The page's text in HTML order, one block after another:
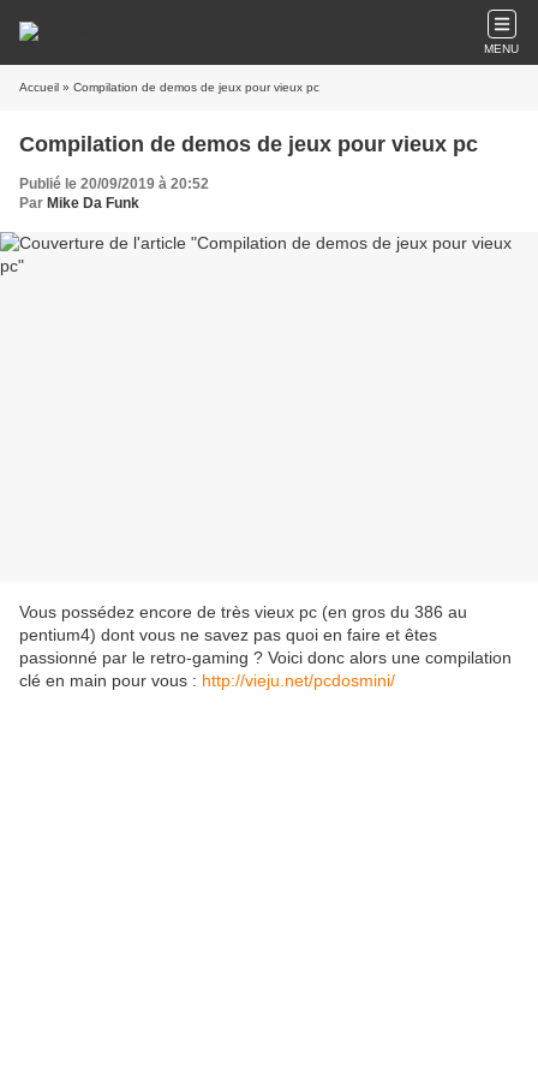
MENU
Accueil » Compilation de demos de jeux pour vieux pc
Compilation de demos de jeux pour vieux pc
Publié le 20/09/2019 à 20:52
Par Mike Da Funk
Vous possédez encore de très vieux pc (en gros du 386 au
pentium4) dont vous ne savez pas quoi en faire et êtes
passionné par le retro-gaming ? Voici donc alors une compilation
clé en main pour vous : http://vieju.net/pcdosmini/